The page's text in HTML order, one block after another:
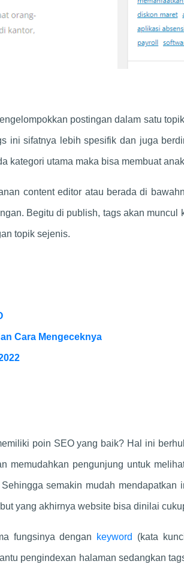
postingan dalam satu
ini sifatnya lebih spesifik dan juga
kategori utama maka bisa membuat
content editor atau berada di
Begitu di publish, tags akan muncul
topik sejenis.
Cara Mengeceknya
poin SEO yang baik? Hal ini
memudahkan pengunjung untuk
semakin mudah mendapatkan
yang akhirnya website bisa dinilai
fungsinya dengan keyword (kata
pengindexan halaman sedangkan